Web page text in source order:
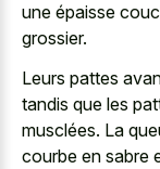
une épaisse
grossier.
Leurs pattes
tandis que les
musclées. La
courbe en sabre